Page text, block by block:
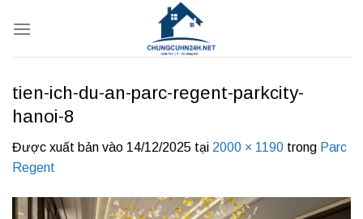
qua
tien-ich-du-an-parc-regent-parkcity-
hanoi-8
Được xuất bản vào 14/12/2025 tại 2000 × 1190 trong Parc
Regent